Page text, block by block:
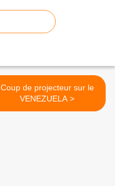
Coup de projecteur sur le
VENEZUELA >